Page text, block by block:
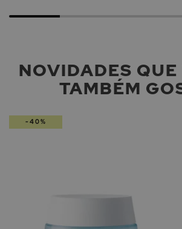
NOVIDADES QUE
TAMBÉM
-40%